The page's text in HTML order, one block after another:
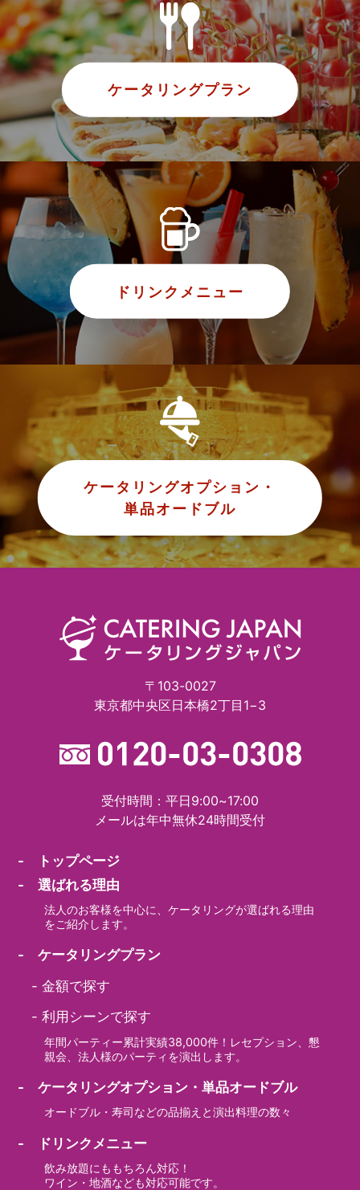
ケータリングプラン
ドリンクメニュー
ケータリングオプション・
単品オードブル
〒103-0027
東京都中央区日本橋2丁目1−3
受付時間：平日9:00~17:00
メールは年中無休24時間受付
- トップページ
- 選ばれる理由
法人のお客様を中心に、ケータリングが選ばれる理由
をご紹介します。
- ケータリングプラン
-金額で探す
-利用シーンで探す
年間パーティー累計実績38,000件！レセプション、懇
親会、法人様のパーティを演出します。
- ケータリングオプション・単品オードブル
オードブル・寿司などの品揃えと演出料理の数々
- ドリンクメニュー
飲み放題にももちろん対応！
ワイン・地酒なども対応可能です。